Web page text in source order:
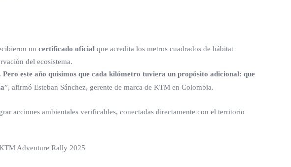
un certificado oficial que acredita los metros cuadrados de hábitat
del ecosistema.
este año quisimos que cada kilómetro tuviera un propósito adicional: que
”, afirmó Esteban Sánchez, gerente de marca de KTM en Colombia.
acciones ambientales verificables, conectadas directamente con el territorio